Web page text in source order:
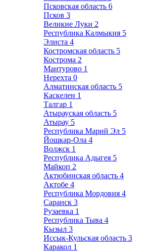
Псковская область 6
Псков 3
Великие Луки 2
Республика Калмыкия 5
Элиста 4
Костромская область 5
Кострома 2
Мантурово 1
Нерехта 0
Алматинская область 5
Каскелен 1
Талгар 1
Атырауская область 5
Атырау 5
Республика Марий Эл 5
Йошкар-Ола 4
Волжск 1
Республика Адыгея 5
Майкоп 2
Актюбинская область 4
Актобе 4
Республика Мордовия 4
Саранск 3
Рузаевка 1
Республика Тыва 4
Кызыл 3
Иссык-Кульская область 3
Каракол 1